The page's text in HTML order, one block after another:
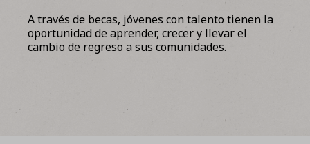
A través de becas, jóvenes con talento tienen la
oportunidad de aprender, crecer y llevar el
cambio de regreso a sus comunidades.